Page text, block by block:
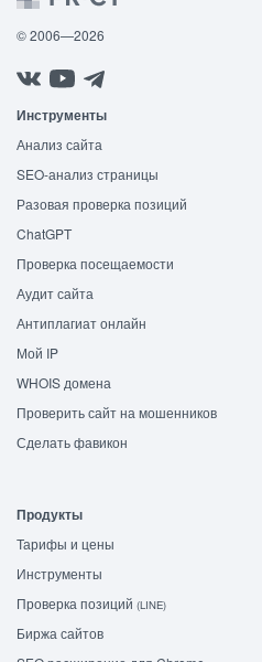
© 2006—2026
Инструменты
Анализ сайта
SEO-анализ страницы
Разовая проверка позиций
ChatGPT
Проверка посещаемости
Аудит сайта
Антиплагиат онлайн
Мой IP
WHOIS домена
Проверить сайт на мошенников
Сделать фавикон
Продукты
Тарифы и цены
Инструменты
Проверка позиций (LINE)
Биржа сайтов